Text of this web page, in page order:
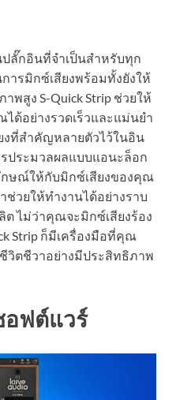
ปลั๊กอินที่จำเป็นสำหรับทุก
ารมิกซ์เสียงพร้อมทั้งยังให้
สูง S-Quick Strip ช่วยให้
ด้อย่างรวดเร็วและแม่นยำ
งที่สำคัญหลายตัวไว้ในอิน
รประมวลผลแบบแอนะล็อก
กษณ์ให้กับมิกซ์เสียงของคุณ
วยให้ทำงานได้อย่างราบ
ไม่ว่าคุณจะมิกซ์เสียงร้อง
Strip ก็มีเครื่องมือที่คุณ
วิตชีวาอย่างมีประสิทธิภาพ
ฟต์แวร์